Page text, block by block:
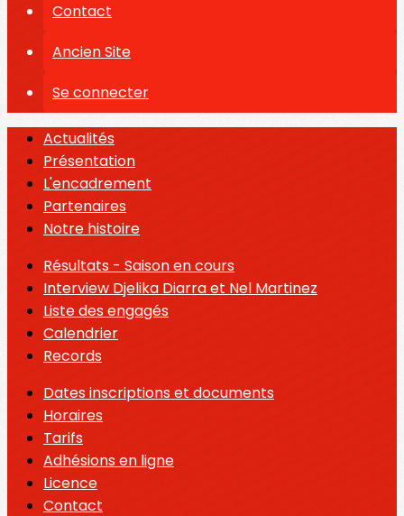
Contact
Ancien Site
Se connecter
Actualités
Présentation
L'encadrement
Partenaires
Notre histoire
Résultats - Saison en cours
Interview Djelika Diarra et Nel Martinez
Liste des engagés
Calendrier
Records
Dates inscriptions et documents
Horaires
Tarifs
Adhésions en ligne
Licence
Contact